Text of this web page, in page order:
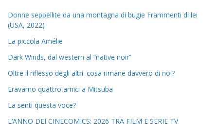
Donne seppellite da una montagna di bugie Frammenti di lei
(USA, 2022)
La piccola Amélie
Dark Winds, dal western al “native noir”
Oltre il riflesso degli altri: cosa rimane davvero di noi?
Eravamo quattro amici a Mitsuba
La senti questa voce?
L’ANNO DEI CINECOMICS: 2026 TRA FILM E SERIE TV